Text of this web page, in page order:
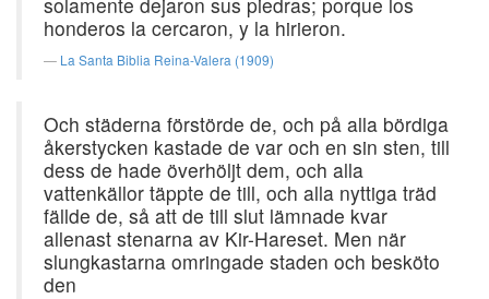
honderos la cercaron, y la hirieron.
La Santa Biblia Reina-Valera (1909)
Och städerna förstörde de, och på alla bördiga
åkerstycken kastade de var och en sin sten, till
dess de hade överhöljt dem, och alla
vattenkällor täppte de till, och alla nyttiga träd
fällde de, så att de till slut lämnade kvar
allenast stenarna av Kir-Hareset. Men när
slungkastarna omringade staden och besköto
den